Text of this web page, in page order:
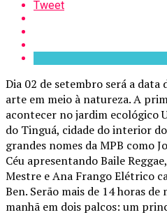
Tweet
Dia 02 de setembro será a data
arte em meio à natureza. A
acontecer no jardim ecológico
do Tinguá, cidade do interior
grandes nomes da MPB como
Céu apresentando Baile
Mestre e Ana Frango Elétrico
Ben. Serão mais de 14 horas
manhã em dois palcos: um